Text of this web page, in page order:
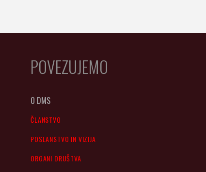
POVEZUJEMO
O DMS
ČLANSTVO
POSLANSTVO IN VIZIJA
ORGANI DRUŠTVA